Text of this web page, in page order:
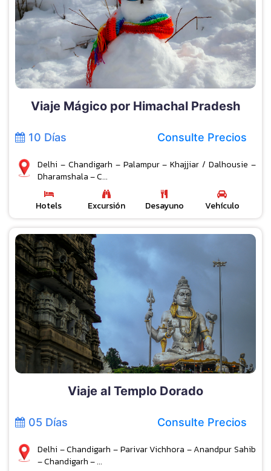
Viaje Mágico por Himachal Pradesh
10 Días Consulte Precios
Delhi – Chandigarh – Palampur – Khajjiar / Dalhousie –
Dharamshala – C...
Hotels Excursión Desayuno Vehículo
Viaje al Templo Dorado
05 Días Consulte Precios
Delhi – Chandigarh – Parivar Vichhora – Anandpur Sahib
– Chandigarh – ...